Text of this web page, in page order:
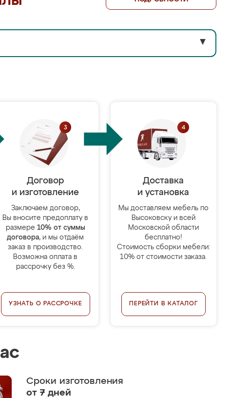
▼
Договор
и изготовление
Заключаем договор,
Вы вносите предоплату в
размере 10% от суммы
договора, и мы отдаём
заказ в производство.
Возможна оплата в
рассрочку без %.
УЗНАТЬ О РАССРОЧКЕ
Доставка
и установка
Мы доставляем мебель по
Высоковску и всей
Московской области
бесплатно!
Стоимость сборки мебели:
10% от стоимости заказа.
ПЕРЕЙТИ В КАТАЛОГ
Сроки изготовления
от 7 дней